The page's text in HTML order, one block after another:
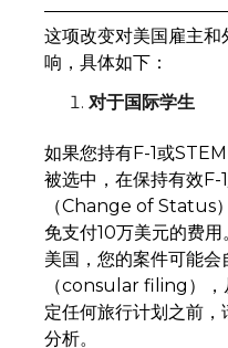
这项改变对美国雇主
响，具体如下：
对于国际学生
如果您持有F-1或
被选中，在保持有效
（Change of Status
免支付10万美元的费
美国，您的案件可能
（consular filing），
定任何旅行计划之前
分析。